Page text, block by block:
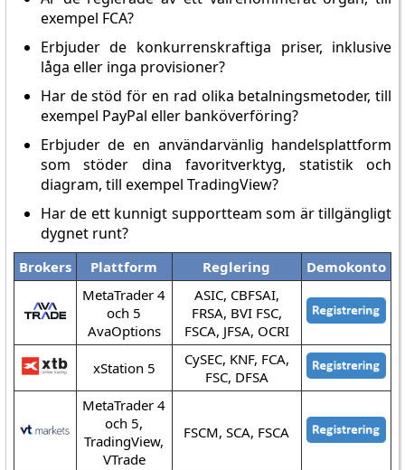
exempel FCA?
Erbjuder de konkurrenskraftiga priser, inklusive
låga eller inga provisioner?
Har de stöd för en rad olika betalningsmetoder, till
exempel PayPal eller banköverföring?
Erbjuder de en användarvänlig handelsplattform
som stöder dina favoritverktyg, statistik och
diagram, till exempel TradingView?
Har de ett kunnigt supportteam som är tillgängligt
dygnet runt?
Brokers Plattform Reglering
Demokonto
MetaTrader 4
och 5
AvaOptions
ASIC, CBFSAI,
FRSA, BVI FSC,
FSCA, JFSA, OCRI
xStation 5
CySEC, KNF, FCA,
FSC, DFSA
MetaTrader 4
och 5,
TradingView,
VTrade
FSCM, SCA, FSCA